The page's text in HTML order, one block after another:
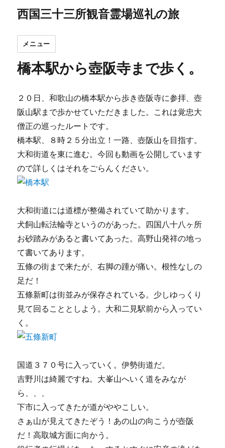
西国三十三所観音霊場巡礼の旅
メニュー
橋本駅から壺阪寺まで歩く。
２０日、和歌山の橋本駅から歩き壺阪寺に参拝、壺
阪山駅まで歩かせていただきました。これは覚忠大
僧正の巡ったルートです。
橋本駅、８時２５分出立！一路、壺阪山を目指す。
大和街道を東に進む。今回も動画を公開しています
ので詳しくはそれをごらんください。
大和街道には道標が整備されていて助かります。
犬飼山転法輪寺というのがあった。四国八十八ヶ所
お砂踏みがあると書いてあった。高野山発祥の地っ
て書いてあります。
五條の街まで来たが、右脚の踵が痛い。根性なしの
足だ！
五條新町は街並みが保存されている。少しゆっくり
見て回ることとしよう。大和二見駅前から入ってい
く。
国道３７０号に入っていく。伊勢街道だ。
吉野川は綺麗ですね。大峯山へいく道をみなが
ら、、、
下市に入ってきたが道がややこしい。
さぁ山が見えてきたぞう！あの山の向こうが壺阪
だ！高取城方面に向かう。